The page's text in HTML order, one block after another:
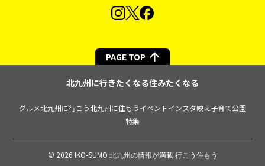
PAGE TOP
北九州に行きたくなる住みたくなる
グルメ北九州に行こう北九州に住もうイベントインスタ映え子育て公園
特集
© 2026 IKO-SUMO 北九州の情報が満載 行こう住もう